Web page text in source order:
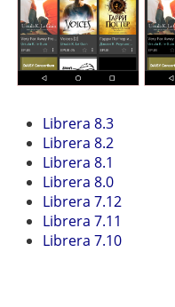
Librera 8.3
Librera 8.2
Librera 8.1
Librera 8.0
Librera 7.12
Librera 7.11
Librera 7.10